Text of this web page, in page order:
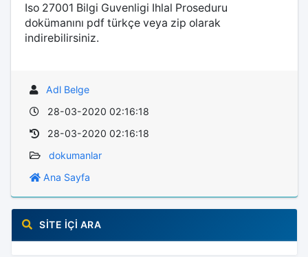
Iso 27001 Bilgi Guvenligi Ihlal Proseduru
dokümanını pdf türkçe veya zip olarak
indirebilirsiniz.
Adl Belge
28-03-2020 02:16:18
28-03-2020 02:16:18
dokumanlar
Ana Sayfa
SITE İÇI ARA